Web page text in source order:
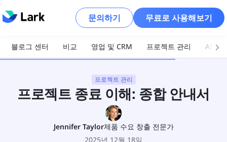
문의하기 무료로 사용해보기
블로그 센터 비교 영업 및 CRM 프로젝트 관리 AI 및
프로젝트 관리
프로젝트 종료 이해: 종합 안내서
Jennifer Taylor제품 수요 창출 전문가
2025년 12월 18일